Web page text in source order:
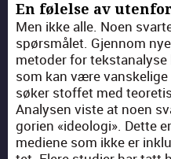
En følelse av
Men ikke alle. Noen
spørsmålet. Gjen­nom
metoder for
som kan være
søk­er stof­fet med
Analy­sen viste at noen
gorien «ide­olo­gi». Dette
medi­ene som ikke er